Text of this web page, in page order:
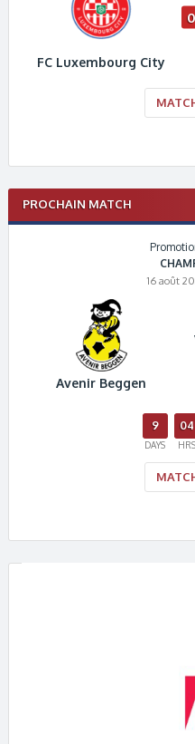
FC Luxembourg City
PROCHAIN MATCH
16 août
Avenir Beggen
9
DAYS
04
HRS